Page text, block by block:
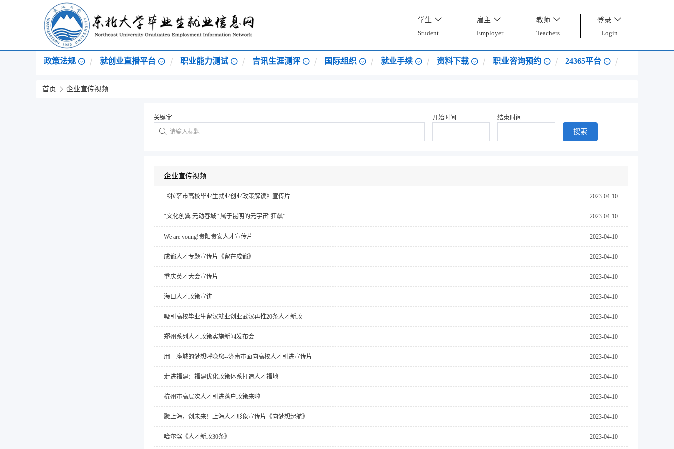
学生
Student
雇主
Employer
教师
Teachers
登录
Login
政策法规 就创业直播平台 职业能力测试 吉讯生涯测评 国际组织 就业手续 资料下载 职业咨询预约 24365平台
首页 企业宣传视频
关键字 开始时间 结束时间
搜索
企业宣传视频
2023-04-10
《拉萨市高校毕业生就业创业政策解读》宣传片
2023-04-10
“文化创翼 元动春城” 属于昆明的元宇宙“狂飙”
2023-04-10
We are young!贵阳贵安人才宣传片
2023-04-10
成都人才专题宣传片《留在成都》
2023-04-10
重庆英才大会宣传片
2023-04-10
海口人才政策宣讲
2023-04-10
吸引高校毕业生留汉就业创业武汉再推20条人才新政
2023-04-10
郑州系列人才政策实施新闻发布会
2023-04-10
用一座城的梦想呼唤您--济南市面向高校人才引进宣传片
2023-04-10
走进福建：福建优化政策体系打造人才福地
2023-04-10
杭州市高层次人才引进落户政策来啦
2023-04-10
聚上海，创未来！上海人才形象宣传片《向梦想起航》
2023-04-10
哈尔滨《人才新政30条》